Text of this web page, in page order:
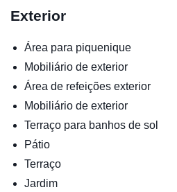
Exterior
Área para piquenique
Mobiliário de exterior
Área de refeições exterior
Mobiliário de exterior
Terraço para banhos de sol
Pátio
Terraço
Jardim